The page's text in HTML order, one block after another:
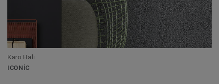
Karo Halı
ICONIC